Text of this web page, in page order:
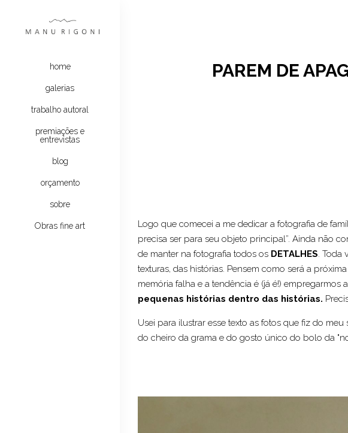
home
galerias
trabalho autoral
premiações e
entrevistas
blog
orçamento
sobre
Obras fine art
PAREM DE
Logo que comecei a me dedicar a fotografia de
precisa ser para seu objeto principal”. Ainda não
de manter na fotografia todos os DETALHES. Toda
texturas, das histórias. Pensem como será a
memória falha e a tendência é (já é!)
pequenas histórias dentro das histórias.
Usei para ilustrar esse texto as fotos que fiz do
do cheiro da grama e do gosto único do bolo da